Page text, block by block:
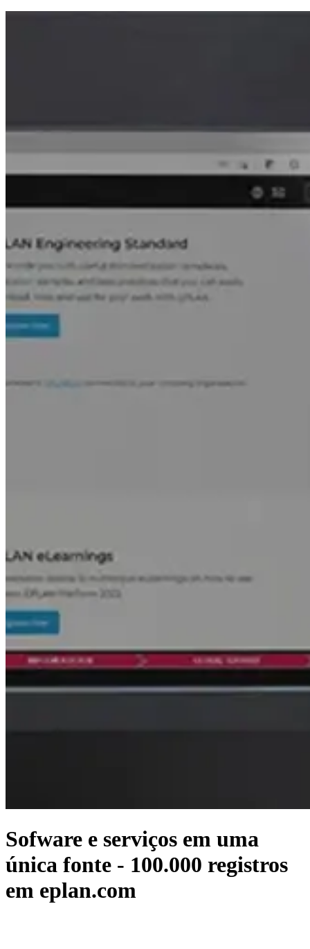
Sofware e serviços em uma
única fonte - 100.000 registros
em eplan.com